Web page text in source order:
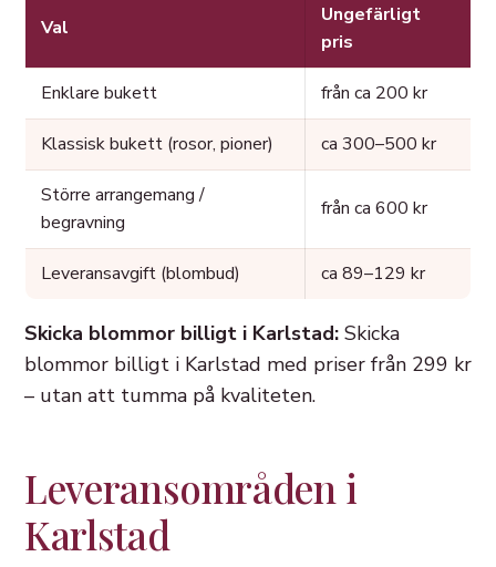
Val
Ungefärligt
pris
Enklare bukett från ca 200 kr
Klassisk bukett (rosor, pioner) ca 300–500 kr
Större arrangemang /
begravning
från ca 600 kr
Leveransavgift (blombud) ca 89–129 kr
Skicka blommor billigt i Karlstad: Skicka
blommor billigt i Karlstad med priser från 299 kr
– utan att tumma på kvaliteten.
Leveransområden i
Karlstad